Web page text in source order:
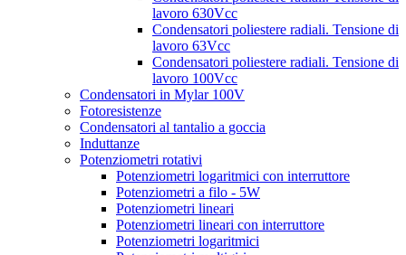
lavoro 630Vcc
Condensatori poliestere radiali. Tensione di
lavoro 63Vcc
Condensatori poliestere radiali. Tensione di
lavoro 100Vcc
Condensatori in Mylar 100V
Fotoresistenze
Condensatori al tantalio a goccia
Induttanze
Potenziometri rotativi
Potenziometri logaritmici con interruttore
Potenziometri a filo - 5W
Potenziometri lineari
Potenziometri lineari con interruttore
Potenziometri logaritmici